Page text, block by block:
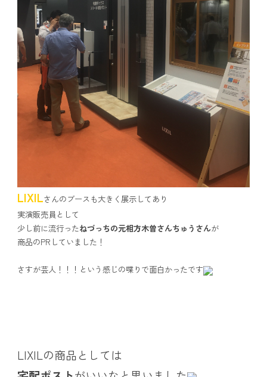
LIXILさんのブースも大きく展示してあり
実演販売員として
少し前に流行ったねづっちの元相方木曽さんちゅうさんが
商品のPRしていました！
さすが芸人！！！という感じの喋りで面白かったです
LIXILの商品としては